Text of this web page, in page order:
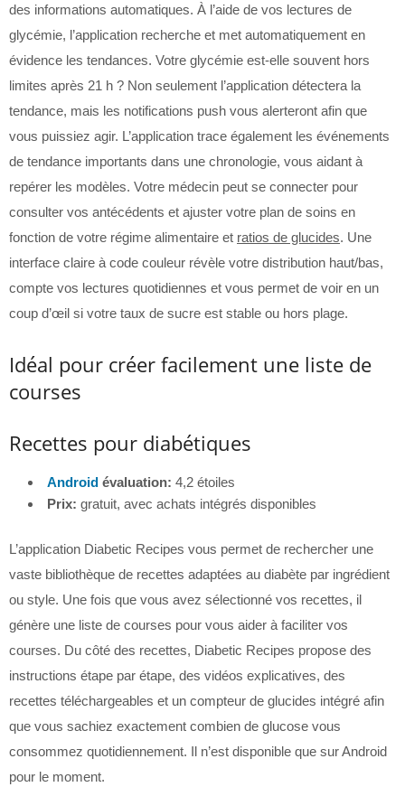
des informations automatiques. À l’aide de vos lectures de
glycémie, l’application recherche et met automatiquement en
évidence les tendances. Votre glycémie est-elle souvent hors
limites après 21 h ? Non seulement l’application détectera la
tendance, mais les notifications push vous alerteront afin que
vous puissiez agir. L’application trace également les événements
de tendance importants dans une chronologie, vous aidant à
repérer les modèles. Votre médecin peut se connecter pour
consulter vos antécédents et ajuster votre plan de soins en
fonction de votre régime alimentaire et ratios de glucides. Une
interface claire à code couleur révèle votre distribution haut/bas,
compte vos lectures quotidiennes et vous permet de voir en un
coup d’œil si votre taux de sucre est stable ou hors plage.
Idéal pour créer facilement une liste de
courses
Recettes pour diabétiques
Android évaluation: 4,2 étoiles
Prix: gratuit, avec achats intégrés disponibles
L’application Diabetic Recipes vous permet de rechercher une
vaste bibliothèque de recettes adaptées au diabète par ingrédient
ou style. Une fois que vous avez sélectionné vos recettes, il
génère une liste de courses pour vous aider à faciliter vos
courses. Du côté des recettes, Diabetic Recipes propose des
instructions étape par étape, des vidéos explicatives, des
recettes téléchargeables et un compteur de glucides intégré afin
que vous sachiez exactement combien de glucose vous
consommez quotidiennement. Il n’est disponible que sur Android
pour le moment.